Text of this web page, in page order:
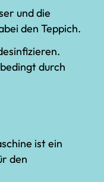
und die
den Teppich.
durch
ist ein
den